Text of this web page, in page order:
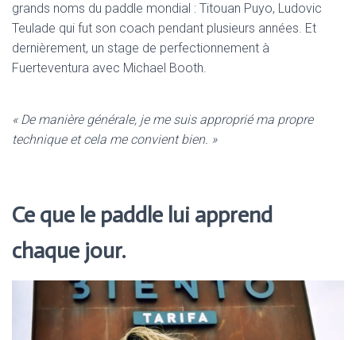
grands noms du paddle mondial : Titouan Puyo, Ludovic
Teulade qui fut son coach pendant plusieurs années. Et
dernièrement, un stage de perfectionnement à
Fuerteventura avec Michael Booth.
« De manière générale, je me suis approprié ma propre
technique et cela me convient bien. »
Ce que le paddle lui apprend
chaque jour.